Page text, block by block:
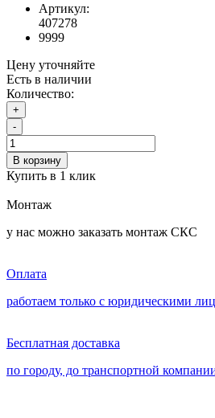
Артикул:
407278
9999
Цену уточняйте
Есть в наличии
Количество:
+
-
В корзину
Купить в 1 клик
Монтаж
у нас можно заказать монтаж СКС
Оплата
работаем только с юридическими
Бесплатная доставка
по городу, до транспортной